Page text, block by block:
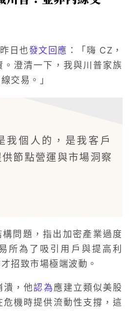
日也發文回應 ：「嗨 CZ，
澄清一下，我與川普家族
交易。」
我個人的，是我客戶
節點營運與市場洞察
構問題，指出加密產業過度
所為了吸引用戶與提高利
招致市場極端波動。
潰，他認為應建立類似美股
機時提供流動性支撐，這